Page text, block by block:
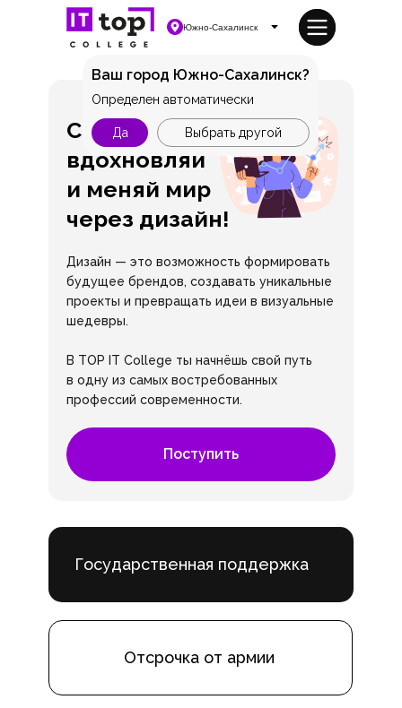
Южно-Сахалинск
Ваш город Южно-Сахалинск?
Да Выбрать другой
Определен автоматически
Дизайн — это возможность формировать
будущее брендов, создавать уникальные
проекты и превращать идеи в визуальные
шедевры.
В TOP IT College ты начнёшь свой путь
в одну из самых востребованных
профессий современности.
Создавай,
вдохновляй
и меняй мир
через дизайн!
Поступить
Отсрочка от армии
Государственная поддержка